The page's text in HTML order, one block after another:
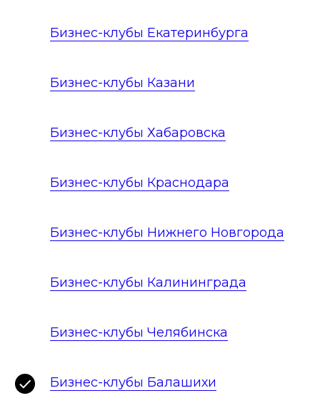
Бизнес-клубы Екатеринбурга
Бизнес-клубы Казани
Бизнес-клубы Хабаровска
Бизнес-клубы Краснодара
Бизнес-клубы Нижнего Новгорода
Бизнес-клубы Калининграда
Бизнес-клубы Челябинска
Бизнес-клубы Балашихи